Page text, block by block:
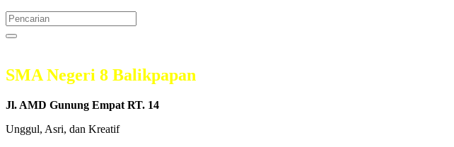
SMA Negeri 8 Balikpapan
Jl. AMD Gunung Empat RT. 14
Unggul, Asri, dan Kreatif